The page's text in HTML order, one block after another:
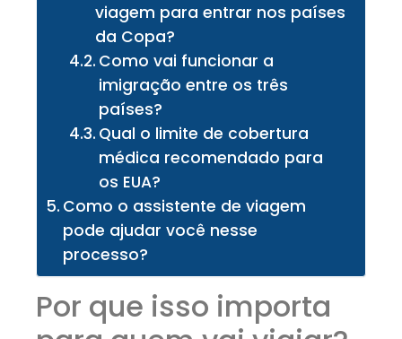
viagem para entrar nos países
da Copa?
Como vai funcionar a
imigração entre os três
países?
Qual o limite de cobertura
médica recomendado para
os EUA?
Como o assistente de viagem
pode ajudar você nesse
processo?
Por que isso importa